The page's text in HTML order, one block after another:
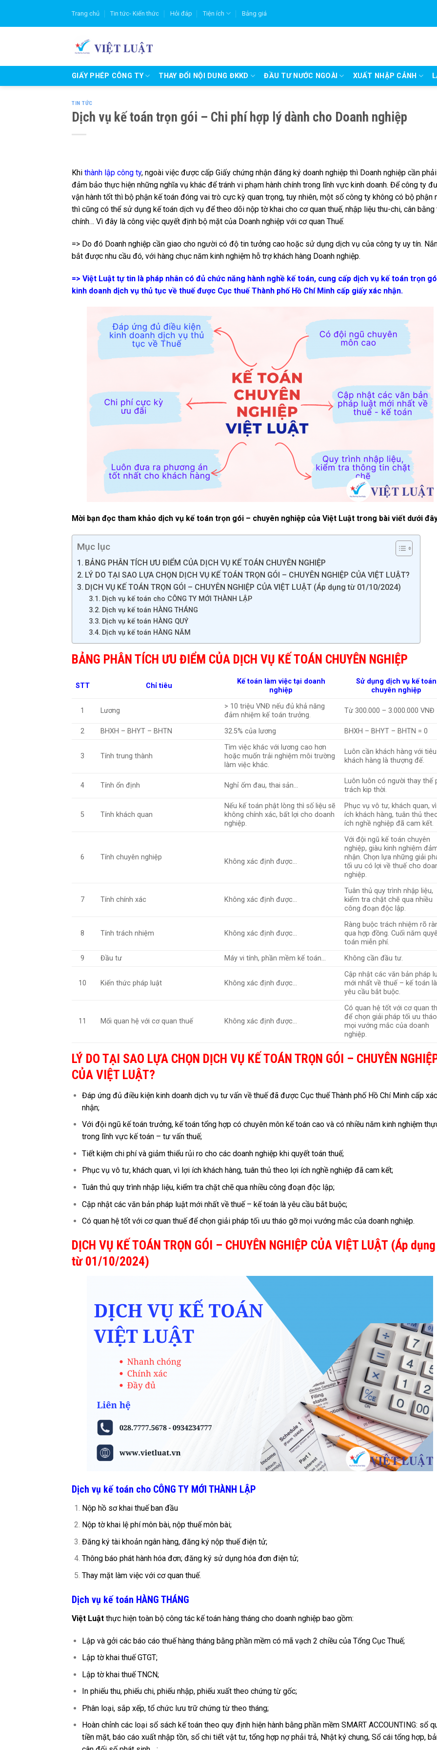
content
Trang chủ Tin tức- Kiến thức Hỏi đáp Tiện ích Bảng giá
GIẤY PHÉP CÔNG TY THAY ĐỔI NỘI DUNG ĐKKD ĐẦU TƯ NƯỚC NGOÀI XUẤT NHẬP CẢNH
TIN TỨC
Dịch vụ kế toán trọn gói – Chi phí hợp lý dành cho Doanh nghiệp
Khi thành lập công ty, ngoài việc được cấp Giấy chứng nhận đăng ký doanh nghiệp thì Doanh nghiệp cần phải
đảm bảo thực hiện những nghĩa vụ khác để tránh vi phạm hành chính trong lĩnh vực kinh doanh. Để công ty
vận hành tốt thì bộ phận kế toán đóng vai trò cực kỳ quan trọng, tuy nhiên, một số công ty không có bộ phận
thì cũng có thể sử dụng kế toán dịch vụ để theo dõi nộp tờ khai cho cơ quan thuế, nhập liệu thu-chi, cân bằng
chính… Vì đây là công việc quyết định bộ mặt của Doanh nghiệp với cơ quan Thuế.
=> Do đó Doanh nghiệp cần giao cho người có độ tin tưởng cao hoặc sử dụng dịch vụ của công ty uy tín.
bắt được nhu cầu đó, với hàng chục năm kinh nghiệm hỗ trợ khách hàng Doanh nghiệp.
=> Việt Luật tự tin là pháp nhân có đủ chức năng hành nghề kế toán, cung cấp dịch vụ kế toán trọn
kinh doanh dịch vụ thủ tục về thuế được Cục thuế Thành phố Hồ Chí Minh cấp giấy xác nhận.
Mời bạn đọc tham khảo dịch vụ kế toán trọn gói – chuyên nghiệp của Việt Luật trong bài viết dưới
Mục lục
BẢNG PHÂN TÍCH ƯU ĐIỂM CỦA DỊCH VỤ KẾ TOÁN CHUYÊN NGHIỆP
LÝ DO TẠI SAO LỰA CHỌN DỊCH VỤ KẾ TOÁN TRỌN GÓI – CHUYÊN NGHIỆP CỦA VIỆT LUẬT?
DỊCH VỤ KẾ TOÁN TRỌN GÓI – CHUYÊN NGHIỆP CỦA VIỆT LUẬT (Áp dụng từ 01/10/2024)
Dịch vụ kế toán cho CÔNG TY MỚI THÀNH LẬP
Dịch vụ kế toán HÀNG THÁNG
Dịch vụ kế toán HÀNG QUÝ
Dịch vụ kế toán HÀNG NĂM
BẢNG PHÂN TÍCH ƯU ĐIỂM CỦA DỊCH VỤ KẾ TOÁN CHUYÊN NGHIỆP
STT Chỉ tiêu
Kế toán làm việc tại doanh
nghiệp
Sử dụng dịch vụ kế toán
chuyên nghiệp
1 Lương
> 10 triệu VNĐ nếu đủ khả năng
đảm nhiệm kế toán trưởng.
Từ 300.000 – 3.000.000 VNĐ
2 BHXH – BHYT – BHTN 32.5% của lương BHXH – BHYT – BHTN = 0
3 Tính trung thành
Tìm việc khác với lương cao hơn
hoặc muốn trải nghiệm môi trường
làm việc khác.
Luôn cần khách hàng với
khách hàng là thượng đế.
4 Tính ổn định Nghỉ ốm đau, thai sản…
Luôn luôn có người thay thế
trách kip thời.
5 Tính khách quan
Nếu kế toán phật lòng thì số liệu sẽ
không chính xác, bất lợi cho doanh
nghiệp.
Phục vụ vô tư, khách quan,
ích khách hàng, tuân thủ
ích nghề nghiệp đã cam kết.
6 Tính chuyên nghiệp
Không xác định được…
Với đội ngũ kế toán chuyên
nghiệp, giàu kinh nghiệm
nhận. Chọn lựa những giải
tối ưu có lợi về thuế cho
nghiệp.
7 Tính chính xác Không xác định được…
Tuân thủ quy trình nhập liệu,
kiểm tra chặt chẽ qua nhiều
công đoạn độc lập.
8 Tính trách nhiệm Không xác định được…
Ràng buộc trách nhiệm rõ
qua hợp đồng. Cuối năm
toán miễn phí.
9
Đầu tư Máy vi tính, phần mềm kế toán… Không cần đầu tư.
10 Kiến thức pháp luật Không xác định được…
Cập nhật các văn bản pháp
mới nhất về thuế – kế toán là
yêu cầu bắt buộc.
11 Mối quan hệ với cơ quan thuế Không xác định được…
Có quan hệ tốt với cơ quan
để chọn giải pháp tối ưu
mọi vướng mắc của doanh
nghiệp.
LÝ DO TẠI SAO LỰA CHỌN DỊCH VỤ KẾ TOÁN TRỌN GÓI – CHUYÊN
CỦA VIỆT LUẬT?
Đáp ứng đủ điều kiện kinh doanh dịch vụ tư vấn về thuế đã được Cục thuế Thành phố Hồ Chí Minh cấp xác
nhận;
Với đội ngũ kế toán trưởng, kế toán tổng hợp có chuyên môn kế toán cao và có nhiều năm kinh nghiệm
trong lĩnh vực kế toán – tư vấn thuế;
Tiết kiệm chi phí và giảm thiểu rủi ro cho các doanh nghiệp khi quyết toán thuế;
Phục vụ vô tư, khách quan, vì lợi ích khách hàng, tuân thủ theo lợi ích nghề nghiệp đã cam kết;
Tuân thủ quy trình nhập liệu, kiểm tra chặt chẽ qua nhiều công đoạn độc lập;
Cập nhật các văn bản pháp luật mới nhất về thuế – kế toán là yêu cầu bắt buộc;
Có quan hệ tốt với cơ quan thuế để chọn giải pháp tối ưu tháo gỡ mọi vướng mắc của doanh nghiệp.
DỊCH VỤ KẾ TOÁN TRỌN GÓI – CHUYÊN NGHIỆP CỦA VIỆT LUẬT (Áp dụng
từ 01/10/2024)
Dịch vụ kế toán cho CÔNG TY MỚI THÀNH LẬP
Nộp hồ sơ khai thuế ban đầu
Nộp tờ khai lệ phí môn bài, nộp thuế môn bài;
Đăng ký tài khoản ngân hàng, đăng ký nộp thuế điện tử;
Thông báo phát hành hóa đơn; đăng ký sử dụng hóa đơn điện tử;
Thay mặt làm việc với cơ quan thuế.
Dịch vụ kế toán HÀNG THÁNG
Việt Luật thực hiện toàn bộ công tác kế toán hàng tháng cho doanh nghiệp bao gồm:
Lập và gởi các báo cáo thuế hàng tháng bằng phần mềm có mã vạch 2 chiều của Tổng Cục Thuế;
Lập tờ khai thuế GTGT;
Lập tờ khai thuế TNCN;
In phiếu thu, phiếu chi, phiếu nhập, phiếu xuất theo chứng từ gốc;
Phân loại, sắp xếp, tổ chức lưu trữ chứng từ theo tháng;
Hoàn chỉnh các loại sổ sách kế toán theo quy định hiện hành bằng phần mềm SMART ACCOUNTING: sổ
tiền mặt, báo cáo xuất nhập tồn, sổ chi tiết vật tư, tổng hợp nợ phải trả, Nhật ký chung, Sổ cái tổng hợp,